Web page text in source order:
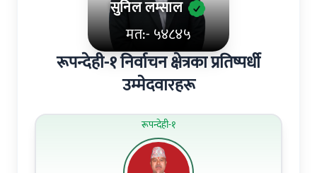
सुनिल लम्साल
मत:- ५४८४५
रूपन्देही-१ निर्वाचन क्षेत्रका प्रतिष्पर्धी
उम्मेदवारहरू
रूपन्देही-१